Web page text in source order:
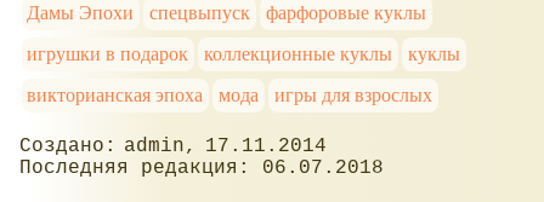
Дамы Эпохи
спецвыпуск
фарфоровые куклы
игрушки в подарок
коллекционные куклы
куклы
викторианская эпоха
мода игры для взрослых
admin
17.11.2014
06.07.2018